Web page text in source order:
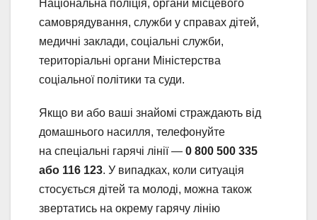
Національна поліція, органи місцевого
самоврядування, служби у справах дітей,
медичні заклади, соціальні служби,
територіальні органи Міністерства
соціальної політики та суди.
Якщо ви або ваші знайомі страждають від
домашнього насилля, телефонуйте
на спеціальні гарячі лінії — 0 800 500 335
або 116 123. У випадках, коли ситуація
стосується дітей та молоді, можна також
звертатись на окрему гарячу лінію